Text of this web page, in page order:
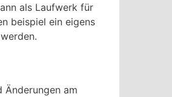
als Laufwerk für
beispiel ein eigens
Änderungen am